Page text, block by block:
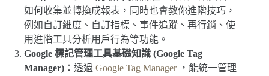
如何收集並轉換成報表，同時也會教你進階技巧，
例如自訂維度、自訂指標、事件追蹤、再行銷、使
用進階工具分析用戶行為等功能。
Google 標記管理工具基礎知識 (Google Tag
Manager) ：透過 Google Tag Manager，能統一管理